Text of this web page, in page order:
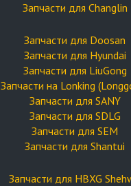
Запчасти для Changlin
Запчасти для Doosan
Запчасти для Hyundai
Запчасти для LiuGong
Запчасти на Lonking
Запчасти для SANY
Запчасти для SDLG
Запчасти для SEM
Запчасти для Shantui
Запчасти для HBXG